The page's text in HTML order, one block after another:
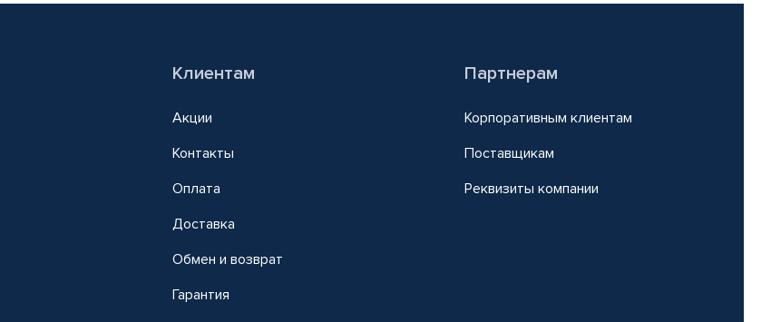
Клиентам
Акции
Контакты
Оплата
Доставка
Обмен и возврат
Гарантия
Партнерам
Корпоративным клиентам
Поставщикам
Реквизиты компании